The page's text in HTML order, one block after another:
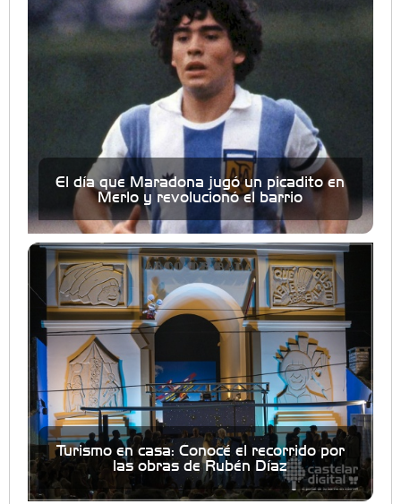
El día que Maradona jugó un picadito en
Merlo y revolucionó el barrio
Turismo en casa: Conocé el recorrido por
las obras de Rubén Díaz